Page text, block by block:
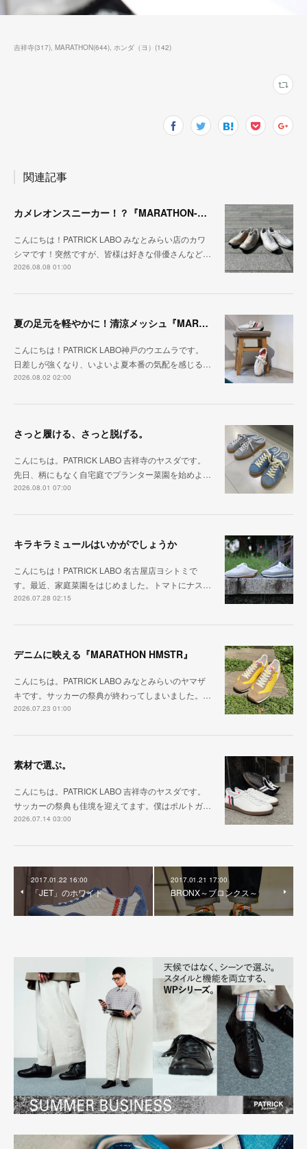
吉祥寺(317) MARATHON(644) ホンダ（ヨ） (142)
関連記事
カメレオンスニーカー！？『MARATHON-NTRAL』『STADIUM-NTRAL』
こんにちは！PATRICK LABO みなとみらい店のカワ
シマです！突然ですが、皆様は好きな俳優さんなど…
2026.08.08 01:00
夏の足元を軽やかに！清涼メッシュ『MARATHON-ME2』
こんにちは！PATRICK LABO神戸のウエムラです。
日差しが強くなり、いよいよ夏本番の気配を感じる…
2026.08.02 02:00
さっと履ける、さっと脱げる。
こんにちは。PATRICK LABO 吉祥寺のヤスダです。
先日、柄にもなく自宅庭でプランター菜園を始めよ…
2026.08.01 07:00
キラキラミュールはいかがでしょうか
こんにちは！PATRICK LABO 名古屋店ヨシトミで
す。最近、家庭菜園をはじめました。トマトにナス…
2026.07.28 02:15
デニムに映える『MARATHON HMSTR』
こんにちは。PATRICK LABO みなとみらいのヤマザ
キです。サッカーの祭典が終わってしまいました。…
2026.07.23 01:00
素材で選ぶ。
こんにちは。PATRICK LABO 吉祥寺のヤスダです。
サッカーの祭典も佳境を迎えてます。僕はポルトガ…
2026.07.14 03:00
2017.01.22 16:00
「JET」のホワイト
2017.01.21 17:00
BRONX～ブロンクス～